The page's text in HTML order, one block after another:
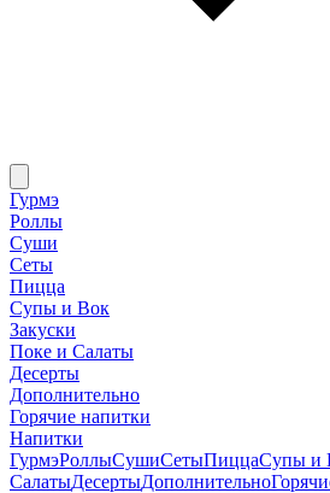
Гурмэ
Роллы
Суши
Сеты
Пицца
Супы и Вок
Закуски
Поке и Салаты
Десерты
Дополнительно
Горячие напитки
Напитки
ГурмэРоллыСушиСетыПиццаСупы и
СалатыДесертыДополнительно